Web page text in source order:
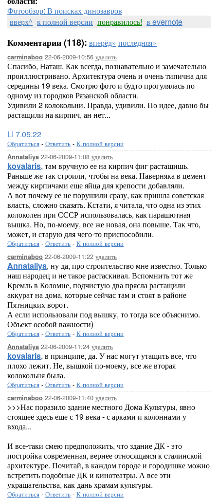
Фотообзор: В поисках динозавров
вверх^ к полной версии понравилось! в evernote
Комментарии (118): вперёд» последняя»
carminaboo 22-06-2009-10:56 удалить
Спасибо, Наташ. Как всегда, познавательно и замечательно
проиллюстривано. Архитектура очень и очень типична для
середины 19 века. Смотрю фото и будто прогулялась по
одному из городков Рязанской области.
Удивили 2 колокольни. Правда, удивили. По идее, давно бы
растащили на кирпич, ан нет...
LI 7.05.22
Обратиться - Ответить - К полной версии
Annataliya 22-06-2009-11:08 удалить
kovalaris, там вручную ее на кирпич фиг растащишь.
Раньше же так строили, чтобы на века. Наверняка в цемент
между кирпичами еще яйца для крепости добавляли.
А вот почему ее не порушили сразу, как пришла советская
власть, сложно сказать. Кстати, я читала, что одна из этих
колоколен при СССР использовалась, как парашютная
вышка. Но, по-моему, все же новая, она повыше. Так что,
может, и старую для чего-то приспособили.
Обратиться - Ответить - К полной версии
carminaboo 22-06-2009-11:22 удалить
Annataliya, ну да, про строительство мне известно. Только
наш народец и не такое растаскивал. Вспомнить тот же
Кремль в Коломне, подчистую два прясла растащили
аккурат на дома, которые сейчас там и стоят в районе
Пятницких ворот.
А если использовали под вышку, то тогда все объяснимо.
Объект особой важности)
Обратиться - Ответить - К полной версии
Annataliya 22-06-2009-11:24 удалить
kovalaris, в принципе, да. У нас могут утащить все, что
плохо лежит. Не, вышкой по-моему, все же вторая
колокольня была.
Обратиться - Ответить - К полной версии
carminaboo 22-06-2009-11:40 удалить
>>>Нас поразило здание местного Дома Культуры, явно
стоящее здесь еще с 19 века - с арками и колоннами у
входа...
И все-таки смею предположить, что здание ДК - это
постройка современная, вернее относящаяся к сталинской
архитектуре. Почитай, в каждом городе и городишке можно
встретить подобные ДК и кинотеатры. А все эти
украшательства, как дань храмам культуры.
Обратиться - Ответить - К полной версии